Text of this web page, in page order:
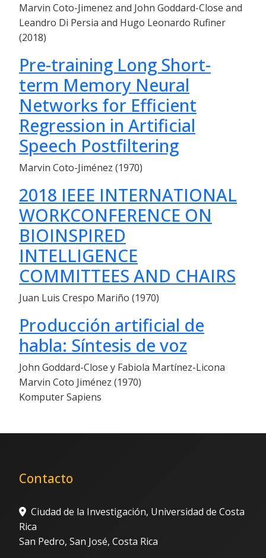
Marvin Coto-Jimenez and John Goddard-Close and
Leandro Di Persia and Hugo Leonardo Rufiner
(2018)
Pre-training Long Short-
term Memory Neural
Networks for Efficient
Regression in Artificial
Speech Postfiltering
Marvin Coto-Jiménez (1970)
2018 IEEE INTERNATIONAL
WORKCONFERENCE ON
BIOINSPIRED
INTELLIGENCE
COMMITTEES AND CHAIRS
Juan Luis Crespo Mariño (1970)
Producción artificial de
habla: Síntesis de voz
John Goddard-Close y Fabiola Martínez-Licona
Marvin Coto Jiménez (1970)
Komputer Sapiens
Contacto
Ciudad de la Investigación, Universidad de Costa
Rica
San Pedro, San José, Costa Rica